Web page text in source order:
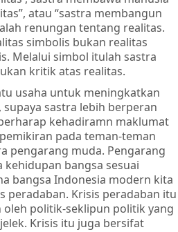
atau “sastra membangun
renungan tentang realitas.
simbolis bukan realitas
Melalui simbol itulah sastra
kritik atas realitas.
usaha untuk meningkatkan
sastra lebih berperan
kehadiramn maklumat
pada teman-teman
pengarang muda. Pengarang
bangsa sesuai
bangsa Indonesia modern kita
peradaban. Krisis peradaban itu
politik-seklipun politik yang
Krisis itu juga bersifat